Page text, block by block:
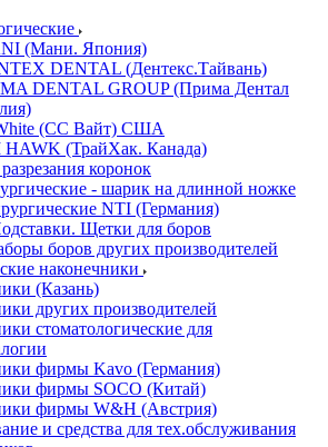
(Мани. Япония)
DENTAL (Дентекс.Тайвань)
DENTAL GROUP (Прима Дентал
(СС Вайт) США
(ТрайХак. Канада)
коронок
- шарик на длинной ножке
NTI (Германия)
Щетки для боров
боров других производителей
наконечники
(Казань)
других производителей
стоматологические для
фирмы Kavo (Германия)
фирмы SOCO (Китай)
фирмы W&H (Австрия)
и средства для тех.обслуживания